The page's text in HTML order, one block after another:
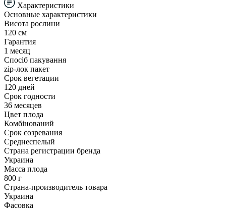
Характеристики
Основные характеристики
Висота рослини
120 см
Гарантия
1 месяц
Спосіб пакування
zip-лок пакет
Срок вегетации
120 дней
Срок годности
36 месяцев
Цвет плода
Комбінований
Срок созревания
Среднеспелый
Страна регистрации бренда
Украина
Масса плода
800 г
Страна-производитель товара
Украина
Фасовка